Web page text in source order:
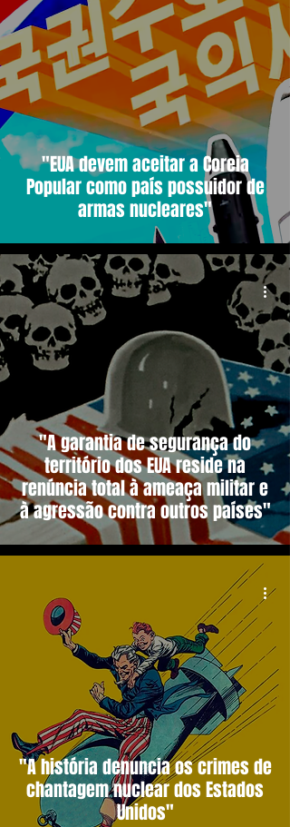
"EUA devem aceitar a Coreia
Popular como país possuidor de
armas nucleares"
"A garantia de segurança do
território dos EUA reside na
renúncia total à ameaça militar e
à agressão contra outros países"
"A história denuncia os crimes de
chantagem nuclear dos Estados
Unidos"